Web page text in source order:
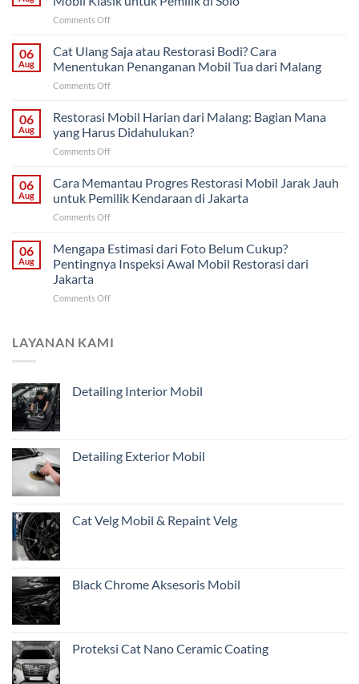
Comments Offon
Bertahap
atau
Sekaligus?
Strategi
Mobil
Klasik
Solo
06
Aug
Cat Ulang Saja atau Restorasi Bodi? Cara
Menentukan Penanganan Mobil Tua dari Malang
Comments Offon
Ulang
Saja
atau
Restorasi
Cara
Menentukan
dari
Malang
06
Aug
Restorasi Mobil Harian dari Malang: Bagian Mana
yang Harus Didahulukan?
Comments Offon
Mobil
Harian
dari
Malang:
Mana
yang
06
Aug
Cara Memantau Progres Restorasi Mobil Jarak Jauh
untuk Pemilik Kendaraan di Jakarta
Comments Offon
Memantau
Progres
Restorasi
Jarak
Pemilik
06
Aug
Mengapa Estimasi dari Foto Belum Cukup?
Pentingnya Inspeksi Awal Mobil Restorasi dari
Jakarta
Comments Offon
dari
Pentingnya
dari
LAYANAN KAMI
Detailing Interior Mobil
Detailing Exterior Mobil
Cat Velg Mobil & Repaint Velg
Black Chrome Aksesoris Mobil
Proteksi Cat Nano Ceramic Coating